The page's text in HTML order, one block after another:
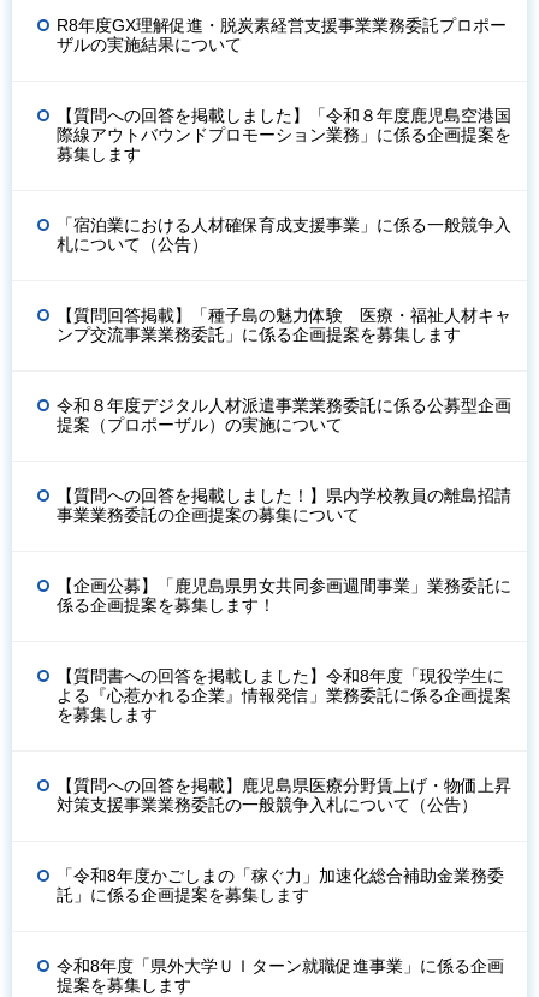
R8年度GX理解促進・脱炭素経営支援事業業務委託プロポー
ザルの実施結果について
【質問への回答を掲載しました】「令和８年度鹿児島空港国
際線アウトバウンドプロモーション業務」に係る企画提案を
募集します
「宿泊業における人材確保育成支援事業」に係る一般競争入
札について（公告）
【質問回答掲載】「種子島の魅力体験 医療・福祉人材キャ
ンプ交流事業業務委託」に係る企画提案を募集します
令和８年度デジタル人材派遣事業業務委託に係る公募型企画
提案（プロポーザル）の実施について
【質問への回答を掲載しました！】県内学校教員の離島招請
事業業務委託の企画提案の募集について
【企画公募】「鹿児島県男女共同参画週間事業」業務委託に
係る企画提案を募集します！
【質問書への回答を掲載しました】令和8年度「現役学生に
よる『心惹かれる企業』情報発信」業務委託に係る企画提案
を募集します
【質問への回答を掲載】鹿児島県医療分野賃上げ・物価上昇
対策支援事業業務委託の一般競争入札について（公告）
「令和8年度かごしまの「稼ぐ力」加速化総合補助金業務委
託」に係る企画提案を募集します
令和8年度「県外大学ＵＩターン就職促進事業」に係る企画
提案を募集します